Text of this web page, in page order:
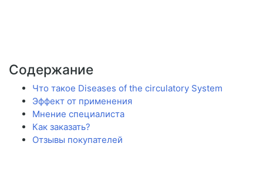
Содержание
Что такое Diseases of the circulatory System
Эффект от применения
Мнение специалиста
Как заказать?
Отзывы покупателей